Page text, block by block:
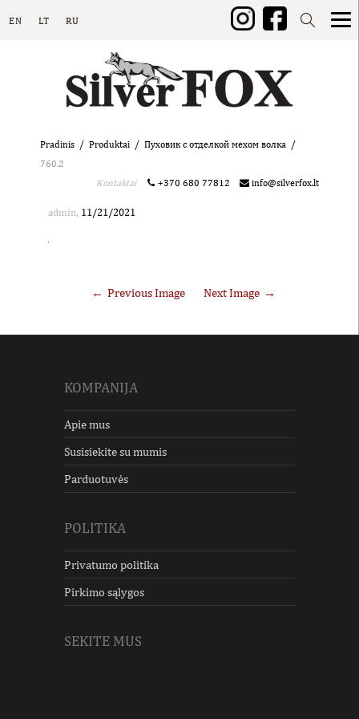
EN LT RU
Pradinis Produktai
Пуховик с отделкой мехом волка
760.2
Kontaktai
+370 680 77812 info@silverfox.lt
admin, 11/21/2021
Previous Image Next Image
KOMPANIJA
Apie mus
Susisiekite su mumis
Parduotuvės
POLITIKA
Privatumo politika
Pirkimo sąlygos
SEKITE MUS